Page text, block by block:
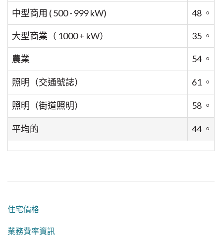
中型商用 ( 500 - 999 kW) 48 。 5
大型商業（ 1000 + kW） 35 。 2
農業 54 。 1
照明（交通號誌） 61 。 0
照明（街道照明） 58 。 5
平均的 44 。 3
住宅價格
業務費率資訊